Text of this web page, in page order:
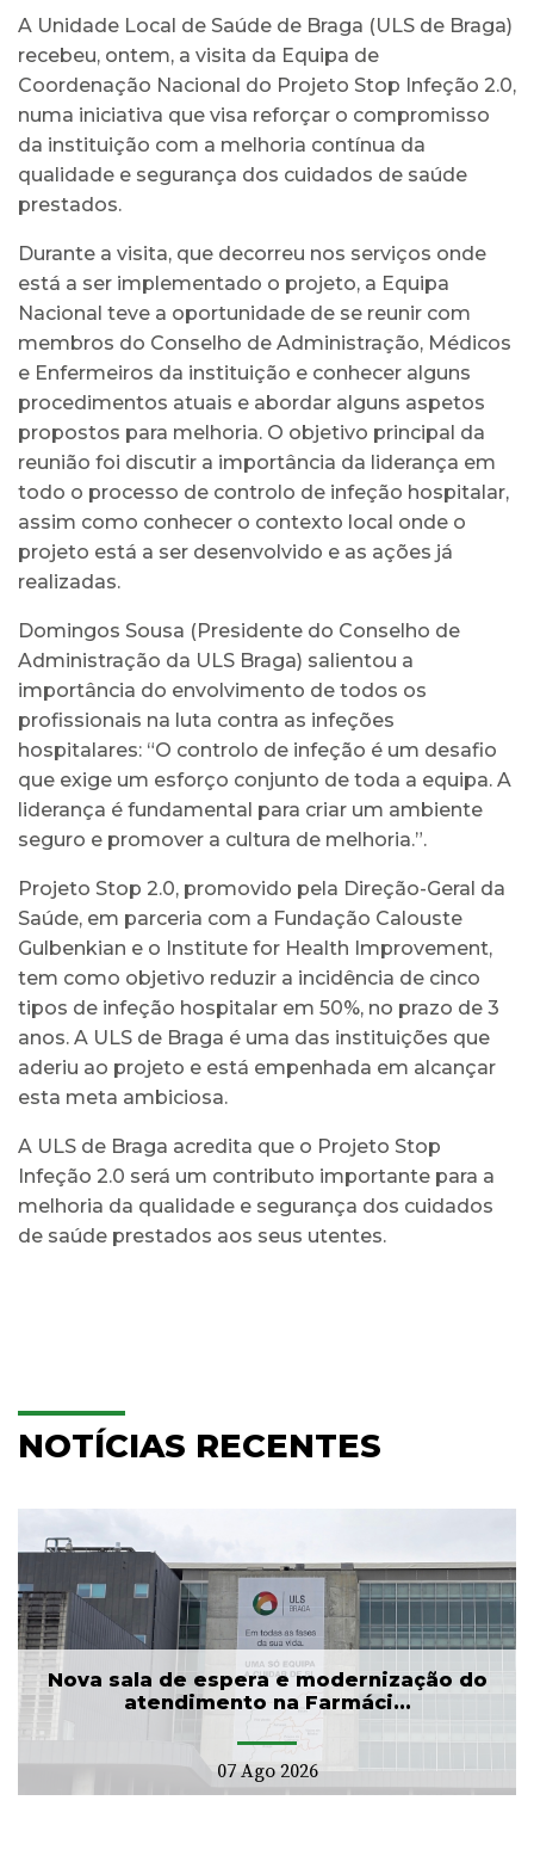
A Unidade Local de Saúde de Braga (ULS de Braga)
recebeu, ontem, a visita da Equipa de
Coordenação Nacional do Projeto Stop Infeção 2.0,
numa iniciativa que visa reforçar o compromisso
da instituição com a melhoria contínua da
qualidade e segurança dos cuidados de saúde
prestados.
Durante a visita, que decorreu nos serviços onde
está a ser implementado o projeto, a Equipa
Nacional teve a oportunidade de se reunir com
membros do Conselho de Administração, Médicos
e Enfermeiros da instituição e conhecer alguns
procedimentos atuais e abordar alguns aspetos
propostos para melhoria. O objetivo principal da
reunião foi discutir a importância da liderança em
todo o processo de controlo de infeção hospitalar,
assim como conhecer o contexto local onde o
projeto está a ser desenvolvido e as ações já
realizadas.
Domingos Sousa (Presidente do Conselho de
Administração da ULS Braga) salientou a
importância do envolvimento de todos os
profissionais na luta contra as infeções
hospitalares: “O controlo de infeção é um desafio
que exige um esforço conjunto de toda a equipa. A
liderança é fundamental para criar um ambiente
seguro e promover a cultura de melhoria.”.
Projeto Stop 2.0, promovido pela Direção-Geral da
Saúde, em parceria com a Fundação Calouste
Gulbenkian e o Institute for Health Improvement,
tem como objetivo reduzir a incidência de cinco
tipos de infeção hospitalar em 50%, no prazo de 3
anos. A ULS de Braga é uma das instituições que
aderiu ao projeto e está empenhada em alcançar
esta meta ambiciosa.
A ULS de Braga acredita que o Projeto Stop
Infeção 2.0 será um contributo importante para a
melhoria da qualidade e segurança dos cuidados
de saúde prestados aos seus utentes.
NOTÍCIAS RECENTES
Nova sala de espera e modernização do
atendimento na Farmáci...
07 Ago 2026